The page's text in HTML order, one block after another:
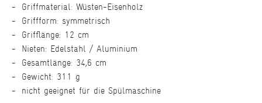
Griffmaterial: Wüsten-Eisenholz
Griffform: symmetrisch
Grifflänge: 12 cm
Nieten: Edelstahl / Aluminium
Gesamtlänge: 34,6 cm
Gewicht: 311 g
nicht geeignet für die Spülmaschine